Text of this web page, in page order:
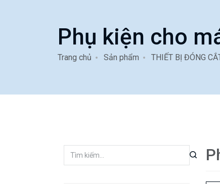
Phụ kiện cho
Trang chủ Sản phẩm THIẾT BỊ ĐÓNG